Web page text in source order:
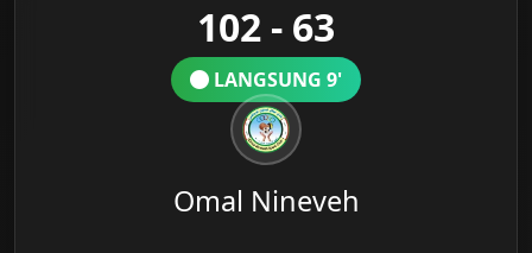
102 - 63
LANGSUNG 9'
Omal Nineveh